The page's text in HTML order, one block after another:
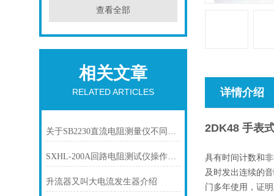
查看全部
相关文章
RELATED ARTICLES
关于SB2230直流电阻测量仪不同试验场景下的量程选择
SXHL-200A回路电阻测试仪操作说明
升流器又叫大电流发生器介绍
详情介绍
2DK48 手表
具有时间计数和
及时发出连续的
门多年使用，证